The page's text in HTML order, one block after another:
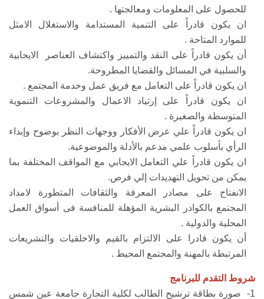
للحصول على المعلومات ومعالجتها .
ان يكون قادراً على التنمية المستدامة والاستغلال الامثل
للموارد المتاحة .
أن يكون قادراً على النقد والتمييز واكتشاف العناصر الايجابية
والسلبية في المسائل والقضايا المطروحة.
ان يكون قادراً
على التعامل مع فريق عمل وخدمة المجتمع .
ان يكون قادراً على إرتياد الاعمال والمشروعات التنموية
المتوسطة والصغيرة .
ان يكون قادراً علي عرض الأفكار ووجهات النظر بوضوح وإبداء
الرأي بأسلوب علمي مدعم بالأدلة والموضوعية.
ان يكون قادراً علي التعامل الايجابي مع المواقف المختلفة بما
يمكن من تحويل التهديدات إلي فرص.
الانفتاح على مصادر المعرفة والثقافات المتطورة لامداد
المجتمع بالكوادر البشرية المؤهلة للمنافسة فى أسواق العمل
المحلية والدولية .
أن يكون قادرا على الالتزام بالقيم والاخلقيات والتشريعات
المرتبطة بالمهنة والمجتمع المحيط .
شروط التقدم للبرنامج
1- صورة بطاقة ترشيح الطالب لكلية التجارة جامعة عين شمس